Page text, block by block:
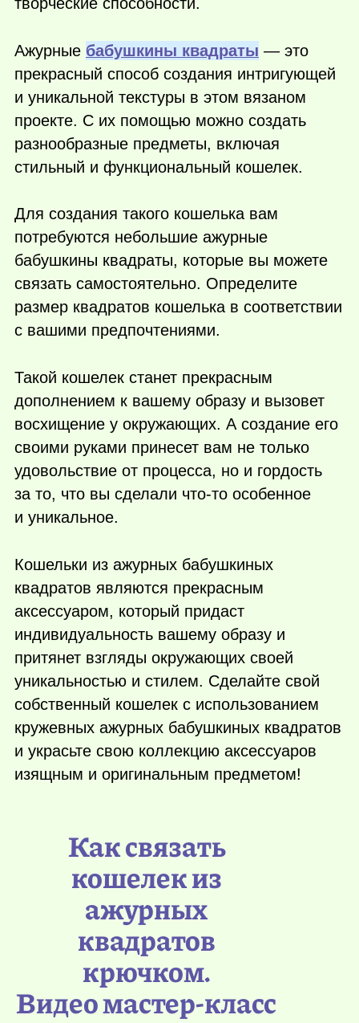
Ажурные бабушкины квадраты — это
прекрасный способ создания интригующей
и уникальной текстуры в этом вязаном
проекте. С их помощью можно создать
разнообразные предметы, включая
стильный и функциональный кошелек.
Для создания такого кошелька вам
потребуются небольшие ажурные
бабушкины квадраты, которые вы можете
связать самостоятельно. Определите
размер квадратов кошелька в соответствии
с вашими предпочтениями.
Такой кошелек станет прекрасным
дополнением к вашему образу и вызовет
восхищение у окружающих. А создание его
своими руками принесет вам не только
удовольствие от процесса, но и гордость
за то, что вы сделали что-то особенное
и уникальное.
Кошельки из ажурных бабушкиных
квадратов являются прекрасным
аксессуаром, который придаст
индивидуальность вашему образу и
притянет взгляды окружающих своей
уникальностью и стилем. Сделайте свой
собственный кошелек с использованием
кружевных ажурных бабушкиных квадратов
и украсьте свою коллекцию аксессуаров
изящным и оригинальным предметом!
Как связать
кошелек из
ажурных
квадратов
крючком.
Видео мастер-класс